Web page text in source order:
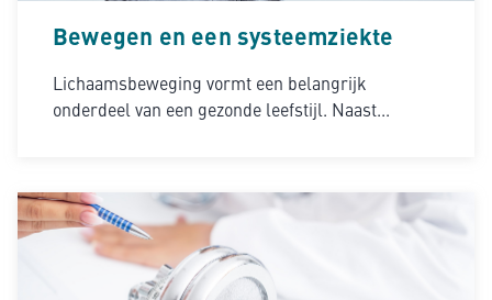
Bewegen en een systeemziekte
Lichaamsbeweging vormt een belangrijk
onderdeel van een gezonde leefstijl. Naast...